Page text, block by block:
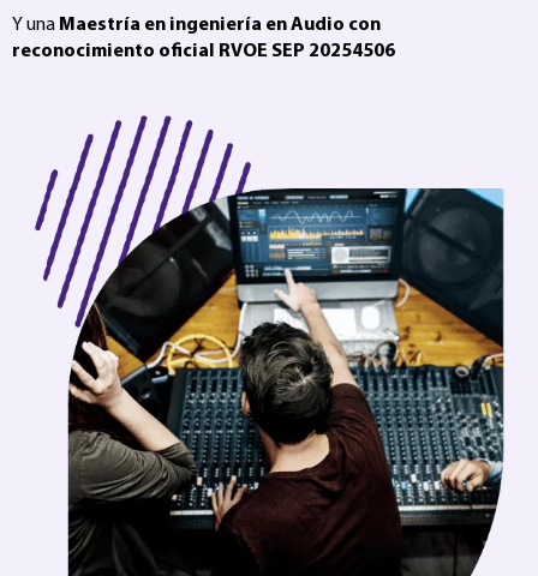
Y una Maestría en ingeniería en Audio con
reconocimiento oficial RVOE SEP 20254506